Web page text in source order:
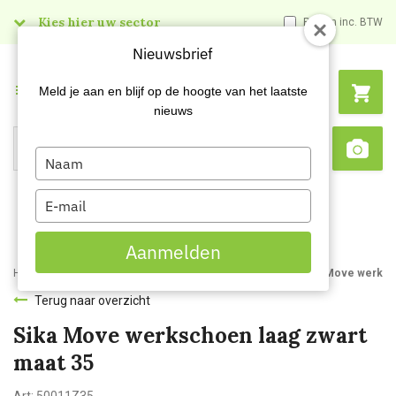
Kies hier uw sector Prijzen inc. BTW
Search
Menu
Home Webshop Werkkleding Beroepskleding Sika Bubble Move
Terug naar overzicht
Sika Move werkschoen laag zwart
maat 35
Nieuwsbrief
Meld je aan en blijf op de hoogte van het laatste
nieuws
Type
your
name
Type
your
email
Aanmelden